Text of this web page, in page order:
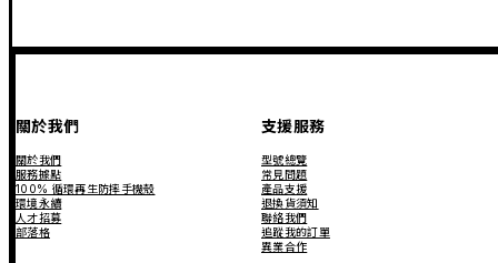
關於我們
關於我們
服務據點
100% 循環再生防摔手機殼
環境永續
人才招募
部落格
支援服務
型號總覽
常見問題
產品支援
退換貨須知
聯絡我們
追蹤我的訂單
異業合作